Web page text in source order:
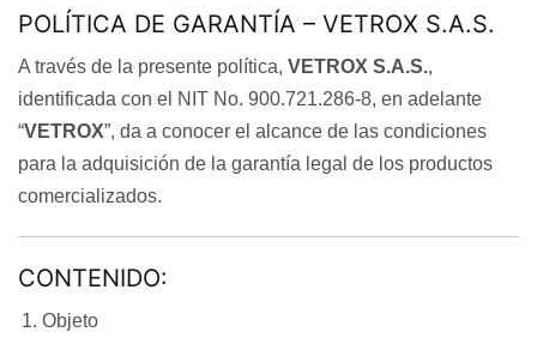
POLÍTICA DE GARANTÍA – VETROX S.A.S.
A través de la presente política,VETROX S.A.S.,
identificada con el NIT No. 900.721.286-8, en adelante
“VETROX”, da a conocer el alcance de las condiciones
para la adquisición de la garantía legal de los productos
comercializados.
CONTENIDO:
Objeto